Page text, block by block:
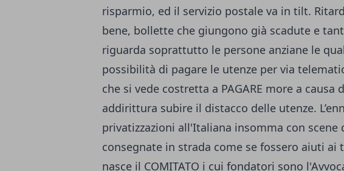
risparmio, ed il servizio postale va in tilt.
bene, bollette che giungono già scadute e
riguarda soprattutto le persone anziane le
possibilità di pagare le utenze per via
che si vede costretta a PAGARE more a
addirittura subire il distacco delle utenze.
privatizzazioni all'Italiana insomma con scene
consegnate in strada come se fossero aiuti ai
nasce il COMITATO i cui fondatori sono